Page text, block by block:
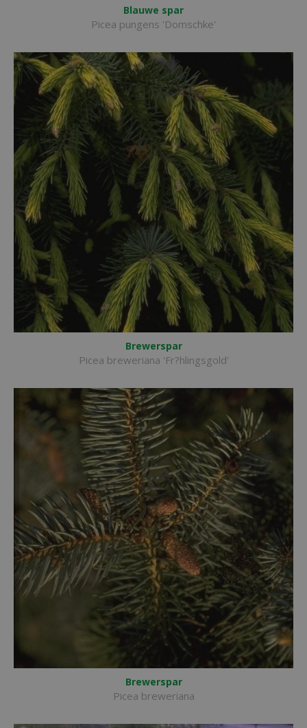
Blauwe spar
Picea pungens 'Domschke'
Brewerspar
Picea breweriana 'Fr?hlingsgold'
Brewerspar
Picea breweriana